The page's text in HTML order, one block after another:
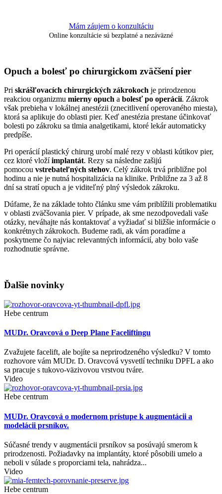
Mám záujem o konzultáciu
Online konzultácie sú bezplatné a nezáväzné
Opuch a bolesť po chirurgickom zväčšení pier
Pri skrášľovacích chirurgických zákrokoch je prirodzenou
reakciou organizmu mierny opuch a bolesť po operácií. Zákrok
však prebieha v lokálnej anestézii (znecitlivení operovaného miesta),
ktorá sa aplikuje do oblasti pier. Keď anestézia prestane účinkovať
bolesti po zákroku sa tlmia analgetikami, ktoré lekár automaticky
predpíše.
Pri operácií plastický chirurg urobí malé rezy v oblasti kútikov pier,
cez ktoré vložíimplantát. Rezy sa následne zašijú
pomocou vstrebateľných stehov. Celý zákrok trvá približne pol
hodinu a nie je nutná hospitalizácia na klinike. Približne za 3 až 8
dní sa stratí opuch a je viditeľný plný výsledok zákroku.
Dúfame, že na základe tohto článku sme vám priblížili problematiku
v oblasti zväčšovania pier. V prípade, ak sme nezodpovedali vaše
otázky, neváhajte nás kontaktovať a vyžiadať si bližšie informácie o
konkrétnych zákrokoch. Budeme radi, ak vám poradíme a
poskytneme čo najviac relevantných informácií, aby bolo vaše
rozhodnutie správne.
Ďalšie novinky
Hebe centrum
MUDr. Oravcová o Deep Plane Faceliftingu
Zvažujete facelift, ale bojíte sa neprirodzeného výsledku? V tomto
rozhovore vám MUDr. D. Oravcová vysvetlí techniku DPFL a ako
sa pracuje s tukovo-väzivovou vrstvou tváre.
Video
Hebe centrum
MUDr. Oravcová o modernom prístupe k augmentácii a
modelácii prsníkov.
Súčasné trendy v augmentácii prsníkov sa posúvajú smerom k
prirodzenosti. Požiadavky na implantáty, ktoré pôsobili umelo a
neboli v súlade s proporciami tela, nahrádza...
Video
Hebe centrum